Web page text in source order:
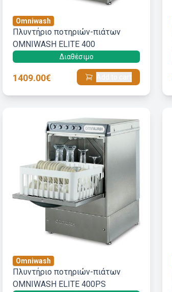
Omniwash
Πλυντήριο ποτηριών-πιάτων
OMNIWASH ELITE 400
Διαθέσιμο
1409.00€
Omniwash
Πλυντήριο ποτηριών-πιάτων
OMNIWASH ELITE 400PS